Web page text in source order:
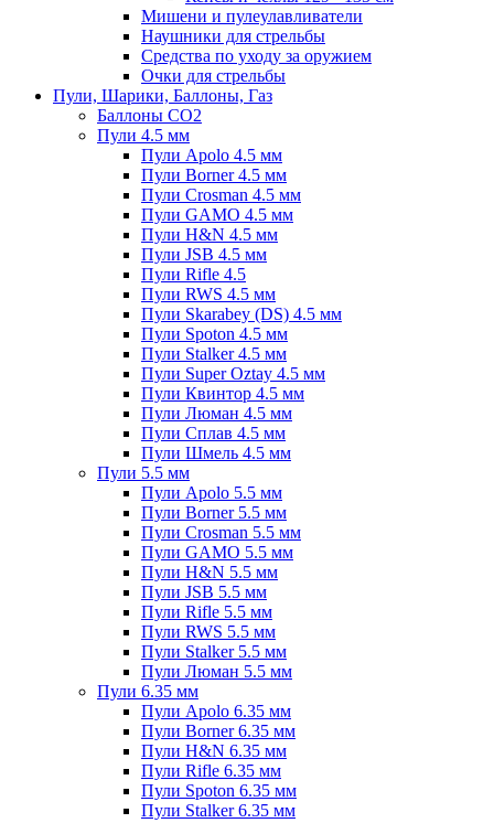
Мишени и пулеулавливатели
Наушники для стрельбы
Средства по уходу за оружием
Очки для стрельбы
Пули, Шарики, Баллоны, Газ
Баллоны CO2
Пули 4.5 мм
Пули Apolo 4.5 мм
Пули Borner 4.5 мм
Пули Crosman 4.5 мм
Пули GAMO 4.5 мм
Пули H&N 4.5 мм
Пули JSB 4.5 мм
Пули Rifle 4.5
Пули RWS 4.5 мм
Пули Skarabey (DS) 4.5 мм
Пули Spoton 4.5 мм
Пули Stalker 4.5 мм
Пули Super Oztay 4.5 мм
Пули Квинтор 4.5 мм
Пули Люман 4.5 мм
Пули Сплав 4.5 мм
Пули Шмель 4.5 мм
Пули 5.5 мм
Пули Apolo 5.5 мм
Пули Borner 5.5 мм
Пули Crosman 5.5 мм
Пули GAMO 5.5 мм
Пули H&N 5.5 мм
Пули JSB 5.5 мм
Пули Rifle 5.5 мм
Пули RWS 5.5 мм
Пули Stalker 5.5 мм
Пули Люман 5.5 мм
Пули 6.35 мм
Пули Apolo 6.35 мм
Пули Borner 6.35 мм
Пули H&N 6.35 мм
Пули Rifle 6.35 мм
Пули Spoton 6.35 мм
Пули Stalker 6.35 мм